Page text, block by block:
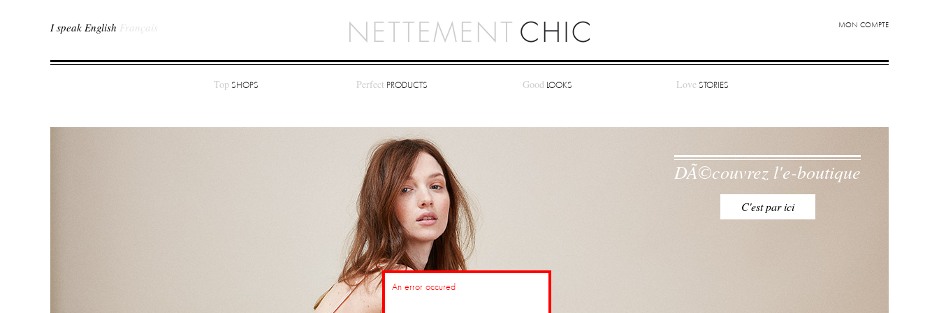
I speak English Français MON COMPTE
Top SHOPS Perfect PRODUCTS Good LOOKS Love STORIES
DÃ©couvrez l'e-boutique
C'est par ici
An error occured